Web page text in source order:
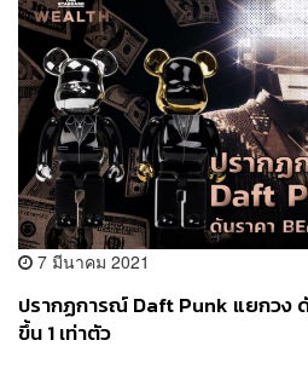
7 มีนาคม 2021
ปรากฏการณ์ Daft Punk แยกวง ดั
ขึ้น 1 เท่าตัว